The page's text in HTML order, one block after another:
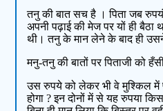
तनु की बात सच है । पिता जब
अपनी पढ़ाई की मेज पर यों ही
थी। तनु के मान लेने के बाद ही
मनु-तनु की बातों पर पिताजी को
उस रुपये को लेकर भी वे मुश्किल
होगा ? इन दोनों में से यह रुपया